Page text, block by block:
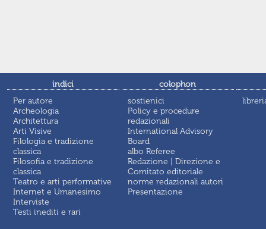
indici
Per autore
Archeologia
Architettura
Arti Visive
Filologia e tradizione
classica
Filosofia e tradizione
classica
Teatro e arti performative
Internet e Umanesimo
Interviste
Testi inediti e rari
colophon
sostienici
Policy e procedure
redazionali
International Advisory
Board
albo Referee
Redazione | Direzione e
Comitato editoriale
norme redazionali autori
Presentazione